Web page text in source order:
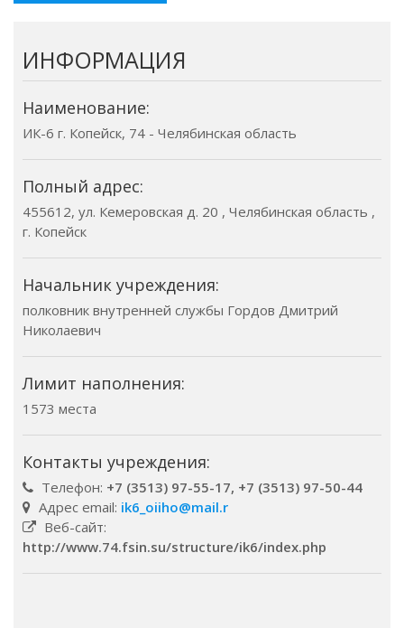
ИНФОРМАЦИЯ
Наименование:
ИК-6 г. Копейск, 74 - Челябинская область
Полный адрес:
455612, ул. Кемеровская д. 20 , Челябинская область ,
г. Копейск
Начальник учреждения:
полковник внутренней службы Гордов Дмитрий
Николаевич
Лимит наполнения:
1573 места
Контакты учреждения:
Телефон: +7 (3513) 97-55-17, +7 (3513) 97-50-44
Адрес email: ik6_oiiho@mail.r
Веб-сайт:
http://www.74.fsin.su/structure/ik6/index.php